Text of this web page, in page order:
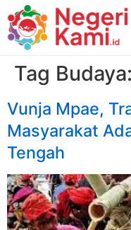
Tag Budaya:
Vunja Mpae,
Masyarakat
Tengah